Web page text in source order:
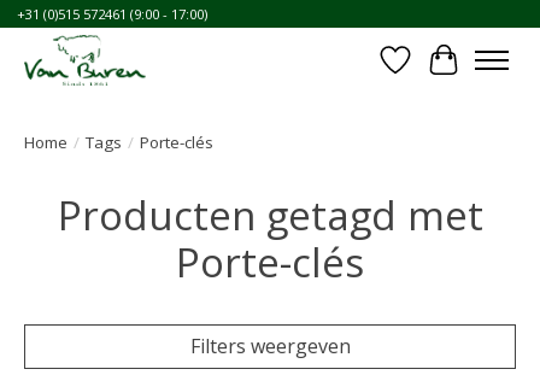
+31 (0)515 572461 (9:00 - 17:00)
Verlanglijst
Home / Tags / Porte-clés
Producten getagd met
Porte-clés
Filters weergeven